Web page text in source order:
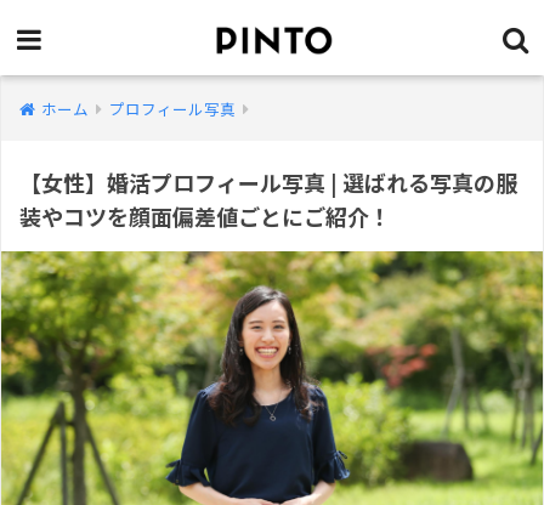
ホーム プロフィール写真
【女性】婚活プロフィール写真 | 選ばれる写真の服
装やコツを顔面偏差値ごとにご紹介！